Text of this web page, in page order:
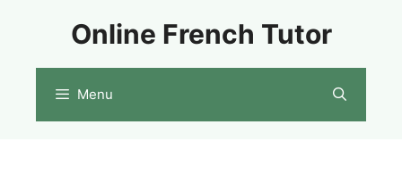
Online French Tutor
Menu